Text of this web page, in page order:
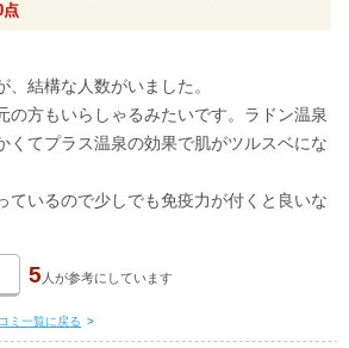
点
結構な人数がいました。
の方もいらしゃるみたいです。ラドン温泉
くてプラス温泉の効果で肌がツルスベにな
ているので少しでも免疫力が付くと良いな
5 人が参考にしています
ミ一覧に戻る >